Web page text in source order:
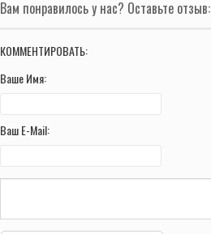
Вам понравилось у нас? Оставьте отзыв:
КОММЕНТИРОВАТЬ:
Ваше Имя:
Ваш E-Mail: